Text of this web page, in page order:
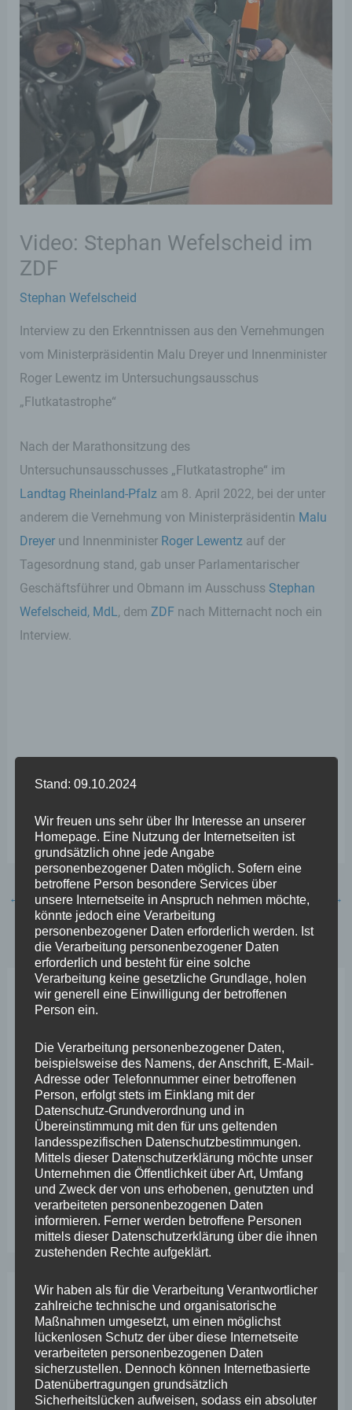
Video: Stephan Wefelscheid im
ZDF
Stephan Wefelscheid
Interview zu den Erkenntnissen aus den Vernehmungen
vom Ministerpräsidentin Malu Dreyer und Innenminister
Roger Lewentz im Untersuchungsausschus
„Flutkatastrophe“
Nach der Marathonsitzung des
Untersuchunsausschusses „Flutkatastrophe“ im
Landtag Rheinland-Pfalz am 8. April 2022, bei der unter
anderem die Vernehmung von Ministerpräsidentin Malu
Dreyer und Innenminister Roger Lewentz auf der
Tagesordnung stand, gab unser Parlamentarischer
Geschäftsführer und Obmann im Ausschuss Stephan
Wefelscheid, MdL , dem ZDF nach Mitternacht noch ein
Interview.
← Vorheriger Beitrag Nächster Beitrag →
Neueste Beiträge
Wefelscheid lehnt Verfassungsänderung ab
VfL Kesselheim e.V. bittet Stadt um Unterstützung bei
Sanierung des Sportplatzes
Engstelle in Aachener Straße – Wefelscheid: „Rübenach
erstickt im Verkehr“
Wefelscheid besichtigt Fort Konstantin
Wefelscheid bei 3-jährigem Jubiläum von Particura
Archiv
April 2026
März 2026
Stand: 09.10.2024
Wir freuen uns sehr über Ihr Interesse an unserer
Homepage. Eine Nutzung der Internetseiten ist
grundsätzlich ohne jede Angabe
personenbezogener Daten möglich. Sofern eine
betroffene Person besondere Services über
unsere Internetseite in Anspruch nehmen möchte,
könnte jedoch eine Verarbeitung
personenbezogener Daten erforderlich werden. Ist
die Verarbeitung personenbezogener Daten
erforderlich und besteht für eine solche
Verarbeitung keine gesetzliche Grundlage, holen
wir generell eine Einwilligung der betroffenen
Person ein.
Die Verarbeitung personenbezogener Daten,
beispielsweise des Namens, der Anschrift, E-Mail-
Adresse oder Telefonnummer einer betroffenen
Person, erfolgt stets im Einklang mit der
Datenschutz-Grundverordnung und in
Übereinstimmung mit den für uns geltenden
landesspezifischen Datenschutzbestimmungen.
Mittels dieser Datenschutzerklärung möchte unser
Unternehmen die Öffentlichkeit über Art, Umfang
und Zweck der von uns erhobenen, genutzten und
verarbeiteten personenbezogenen Daten
informieren. Ferner werden betroffene Personen
mittels dieser Datenschutzerklärung über die ihnen
zustehenden Rechte aufgeklärt.
Wir haben als für die Verarbeitung Verantwortlicher
zahlreiche technische und organisatorische
Maßnahmen umgesetzt, um einen möglichst
lückenlosen Schutz der über diese Internetseite
verarbeiteten personenbezogenen Daten
sicherzustellen. Dennoch können Internetbasierte
Datenübertragungen grundsätzlich
Sicherheitslücken aufweisen, sodass ein absoluter